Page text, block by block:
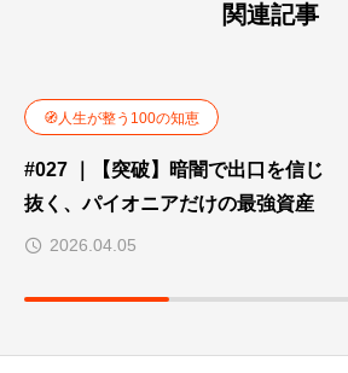
関連記事
🧭人生が整う100の知恵
#027 ｜【突破】暗闇で出口を信じ
抜く、パイオニアだけの最強資産
2026.04.05